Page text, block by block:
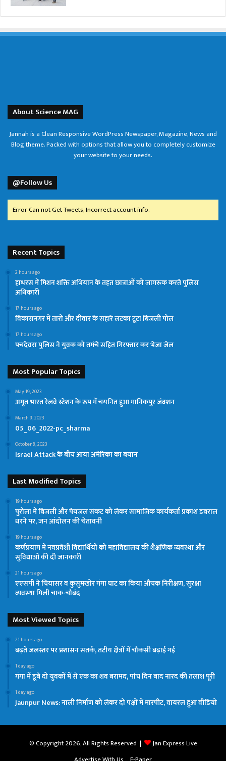
About Science MAG
Jannah is a Clean Responsive WordPress Newspaper, Magazine, News and
Blog theme. Packed with options that allow you to completely customize
your website to your needs.
@Follow Us
Error Can not Get Tweets, Incorrect account info.
Recent Topics
2 hours ago
हाथरस में मिशन शक्ति अभियान के तहत छात्राओं को जागरूक करते पुलिस
अधिकारी
17 hours ago
विकासनगर में तारों और दीवार के सहारे लटका टूटा बिजली पोल
17 hours ago
पचदेवरा पुलिस ने युवक को तमंचे सहित गिरफ्तार कर भेजा जेल
Most Popular Topics
May 19, 2023
अमृत भारत रेलवे स्टेशन के रूप में चयनित हुआ मानिकपुर जंक्शन
March 9, 2023
05_06_2022-pc_sharma
October 8, 2023
Israel Attack के बीच आया अमेरिका का बयान
Last Modified Topics
19 hours ago
पुरोला में बिजली और पेयजल संकट को लेकर सामाजिक कार्यकर्ता प्रकाश डबराल
धरने पर, जन आंदोलन की चेतावनी
19 hours ago
कर्णप्रयाग में नवप्रवेशी विद्यार्थियों को महाविद्यालय की शैक्षणिक व्यवस्था और
सुविधाओं की दी जानकारी
21 hours ago
एएसपी ने चियासर व कुसुमखोर गंगा घाट का किया औचक निरीक्षण, सुरक्षा
व्यवस्था मिली चाक-चौबंद
Most Viewed Topics
21 hours ago
बढ़ते जलस्तर पर प्रशासन सतर्क, तटीय क्षेत्रों में चौकसी बढ़ाई गई
1 day ago
गंगा में डूबे दो युवकों में से एक का शव बरामद, पांच दिन बाद नारद की तलाश पूरी
1 day ago
Jaunpur News: नाली निर्माण को लेकर दो पक्षों में मारपीट, वायरल हुआ वीडियो
© Copyright 2026, All Rights Reserved |
Jan Express Live